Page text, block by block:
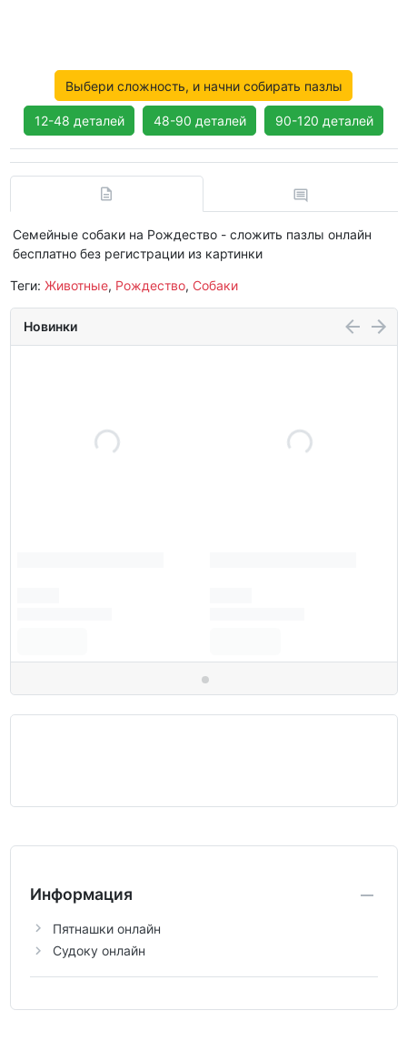
Выбери сложность, и начни собирать пазлы
12-48 деталей 48-90 деталей 90-120 деталей
Семейные собаки на Рождество - сложить пазлы онлайн
бесплатно без регистрации из картинки
Теги: Животные, Рождество, Собаки
Новинки
Информация
Пятнашки онлайн
Судоку онлайн